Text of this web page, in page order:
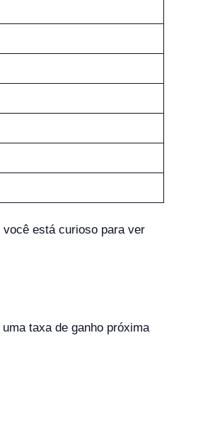
está curioso para ver
taxa de ganho próxima